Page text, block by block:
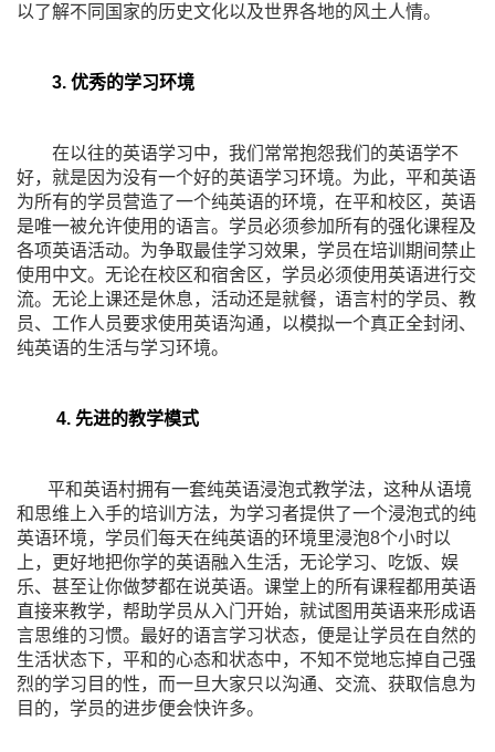
以了解不同国家的历史文化以及世界各地的风土人情。
3. 优秀的学习环境
在以往的英语学习中，我们常常抱怨我们的英语学不
好，就是因为没有一个好的英语学习环境。为此，平和英语
为所有的学员营造了一个纯英语的环境，在平和校区，英语
是唯一被允许使用的语言。学员必须参加所有的强化课程及
各项英语活动。为争取最佳学习效果，学员在培训期间禁止
使用中文。无论在校区和宿舍区，学员必须使用英语进行交
流。无论上课还是休息，活动还是就餐，语言村的学员、教
员、工作人员要求使用英语沟通，以模拟一个真正全封闭、
纯英语的生活与学习环境。
4. 先进的教学模式
平和英语村拥有一套纯英语浸泡式教学法，这种从语境
和思维上入手的培训方法，为学习者提供了一个浸泡式的纯
英语环境，学员们每天在纯英语的环境里浸泡8个小时以
上，更好地把你学的英语融入生活，无论学习、吃饭、娱
乐、甚至让你做梦都在说英语。课堂上的所有课程都用英语
直接来教学，帮助学员从入门开始，就试图用英语来形成语
言思维的习惯。最好的语言学习状态，便是让学员在自然的
生活状态下，平和的心态和状态中，不知不觉地忘掉自己强
烈的学习目的性，而一旦大家只以沟通、交流、获取信息为
目的，学员的进步便会快许多。